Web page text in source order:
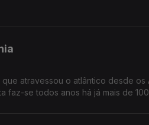
atravessou o atlântico desde os
faz-se todos anos há já mais de